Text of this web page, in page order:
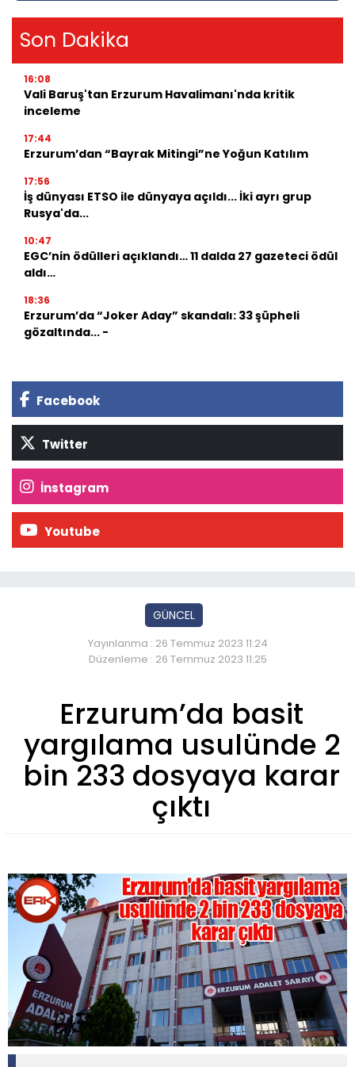
Son Dakika
16:08
Vali Baruş'tan Erzurum Havalimanı'nda kritik
inceleme
17:44
Erzurum’dan “Bayrak Mitingi”ne Yoğun Katılım
17:56
İş dünyası ETSO ile dünyaya açıldı... İki ayrı grup
Rusya'da...
10:47
EGC’nin ödülleri açıklandı… 11 dalda 27 gazeteci ödül
aldı…
18:36
Erzurum’da “Joker Aday” skandalı: 33 şüpheli
gözaltında... -
Facebook
Twitter
İnstagram
Youtube
GÜNCEL
Yayınlanma : 26 Temmuz 2023 11:24
Düzenleme : 26 Temmuz 2023 11:25
Erzurum’da basit
yargılama usulünde 2
bin 233 dosyaya karar
çıktı